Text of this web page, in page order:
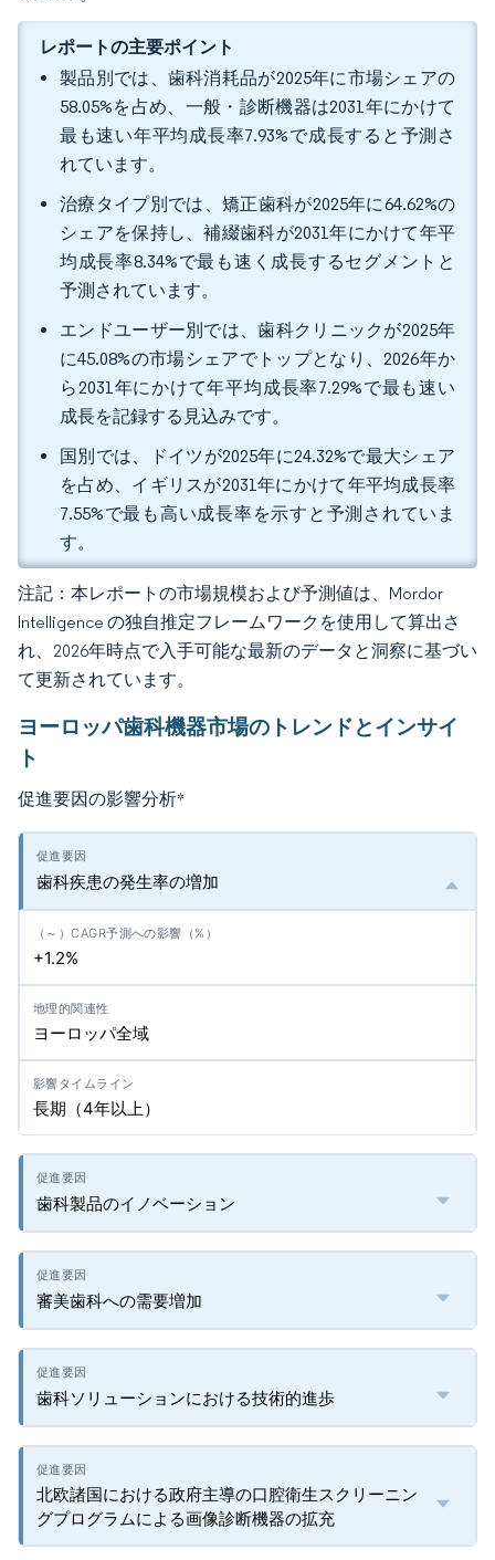
レポートの主要ポイント
製品別では、歯科消耗品が2025年に市場シェアの
58.05%を占め、一般・診断機器は2031年にかけて
最も速い年平均成長率7.93%で成長すると予測さ
れています。
治療タイプ別では、矯正歯科が2025年に64.62%の
シェアを保持し、補綴歯科が2031年にかけて年平
均成長率8.34%で最も速く成長するセグメントと
予測されています。
エンドユーザー別では、歯科クリニックが2025年
に45.08%の市場シェアでトップとなり、2026年か
ら2031年にかけて年平均成長率7.29%で最も速い
成長を記録する見込みです。
国別では、ドイツが2025年に24.32%で最大シェア
を占め、イギリスが2031年にかけて年平均成長率
7.55%で最も高い成長率を示すと予測されていま
す。
注記：本レポートの市場規模および予測値は、Mordor
Intelligence の独自推定フレームワークを使用して算出さ
れ、2026年時点で入手可能な最新のデータと洞察に基づい
て更新されています。
ヨーロッパ歯科機器市場のトレンドとインサイ
ト
促進要因の影響分析*
歯科疾患の発生率の増加
+1.2%
ヨーロッパ全域
長期（4年以上）
歯科製品のイノベーション
審美歯科への需要増加
歯科ソリューションにおける技術的進歩
北欧諸国における政府主導の口腔衛生スクリーニン
グプログラムによる画像診断機器の拡充